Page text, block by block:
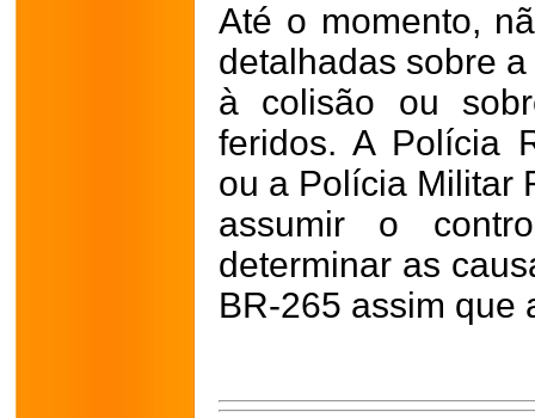
Até o momento,
detalhadas sobre
à colisão ou
feridos. A Polícia
ou a Polícia Militar
assumir o
determinar as
BR-265 assim que